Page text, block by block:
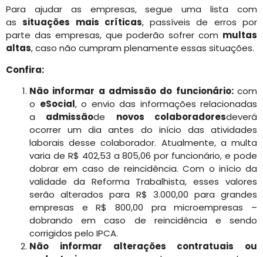
Para ajudar as empresas, segue uma lista com
assituações mais críticas, passíveis de erros por
parte das empresas, que poderão sofrer com multas
altas, caso não cumpram plenamente essas situações.
Confira:
Não informar a admissão do funcionário: com
o eSocial, o envio das informações relacionadas
a admissãode novos colaboradoresdeverá
ocorrer um dia antes do início das atividades
laborais desse colaborador. Atualmente, a multa
varia de R$ 402,53 a 805,06 por funcionário, e pode
dobrar em caso de reincidência. Com o início da
validade da Reforma Trabalhista, esses valores
serão alterados para R$ 3.000,00 para grandes
empresas e R$ 800,00 pra microempresas –
dobrando em caso de reincidência e sendo
corrigidos pelo IPCA.
Não informar alterações contratuais ou